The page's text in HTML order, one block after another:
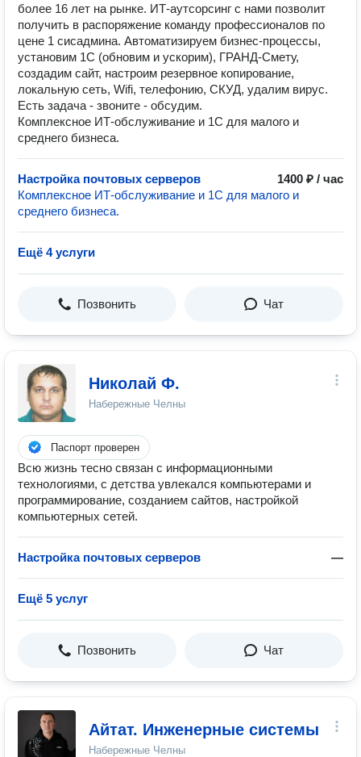
более 16 лет на рынке. ИТ-аутсорсинг с нами позволит
получить в распоряжение команду профессионалов по
цене 1 сисадмина. Автоматизируем бизнес-процессы,
установим 1С (обновим и ускорим), ГРАНД-Смету,
создадим сайт, настроим резервное копирование,
локальную сеть, Wifi, телефонию, СКУД, удалим вирус.
Есть задача - звоните - обсудим.
Комплексное ИТ-обслуживание и 1С для малого и
среднего бизнеса.
Настройка почтовых серверов
1400 ₽ / час
Комплексное ИТ-обслуживание и 1С для малого и
среднего бизнеса.
Ещё 4 услуги
Позвонить Чат
Николай Ф.
Набережные Челны
Паспорт проверен
Всю жизнь тесно связан с информационными
технологиями, с детства увлекался компьютерами и
программирование, созданием сайтов, настройкой
компьютерных сетей.
Настройка почтовых серверов —
Ещё 5 услуг
Позвонить Чат
Айтат. Инженерные системы
Набережные Челны